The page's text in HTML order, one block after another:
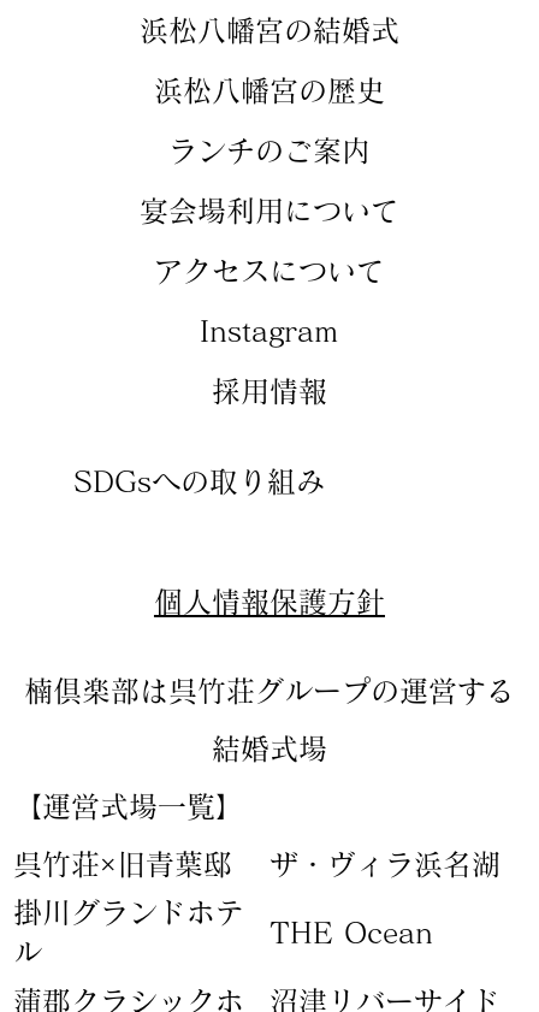
​浜松八幡宮の結婚式
​浜松八幡宮の歴史
​ランチのご案内
​宴会場利用について
アクセスについて
​Instagram
​個人情報保護方針
SDGsへの取り組み
​採用情報
【運営式場一覧】
​呉竹荘×旧青葉邸
ザ・ヴィラ浜名湖
​掛川グランドホテ
ル
​THE Ocean
蒲郡クラシックホ ​沼津リバーサイド
楠倶楽部は呉竹荘グループの運営する
結婚式場